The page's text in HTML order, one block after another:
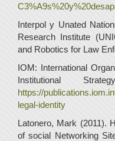
Interpol y Unated
Research Institute
and Robotics for Law
IOM: International
Institutional
https://
legal-identity
Latonero, Mark (2011).
of social Networking